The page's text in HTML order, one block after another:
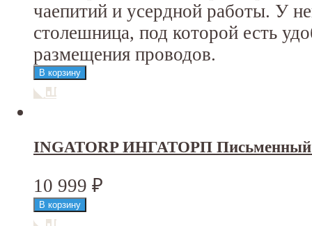
чаепитий и усердной работы. У
столешница, под которой есть
размещения проводов.
INGATORP ИНГАТОРП Письменный
10 999 ₽